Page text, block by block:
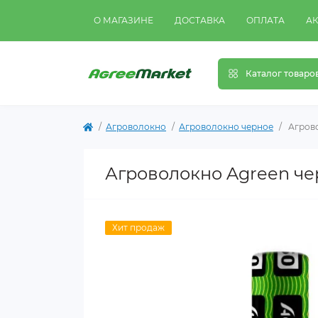
О МАГАЗИНЕ ДОСТАВКА ОПЛАТА
Каталог
Агроволокно Агроволокно черное
Агроволокно Agreen
Хит продаж